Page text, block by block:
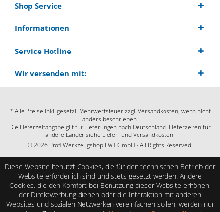
Shop Service
Informationen
Service Hotline
Wir versenden mit:
* Alle Preise inkl. gesetzl. Mehrwertsteuer zzgl. Versandkosten, wenn nicht
anders beschrieben.
Die Lieferzeitangabe gilt für Lieferungen nach Deutschland. Lieferzeiten für
andere Länder siehe Liefer- und Versandkosten.
© 2026 Profi Werkzeugshop FWT GmbH - All Rights Reserved.
Diese Website benutzt Cookies, die für den technischen Betrieb der
Website erforderlich sind und stets gesetzt werden. Andere
Cookies, die den Komfort bei Benutzung dieser Website erhöhen,
der Direktwerbung dienen oder die Interaktion mit anderen
Websites und sozialen Netzwerken vereinfachen sollen, werden nur